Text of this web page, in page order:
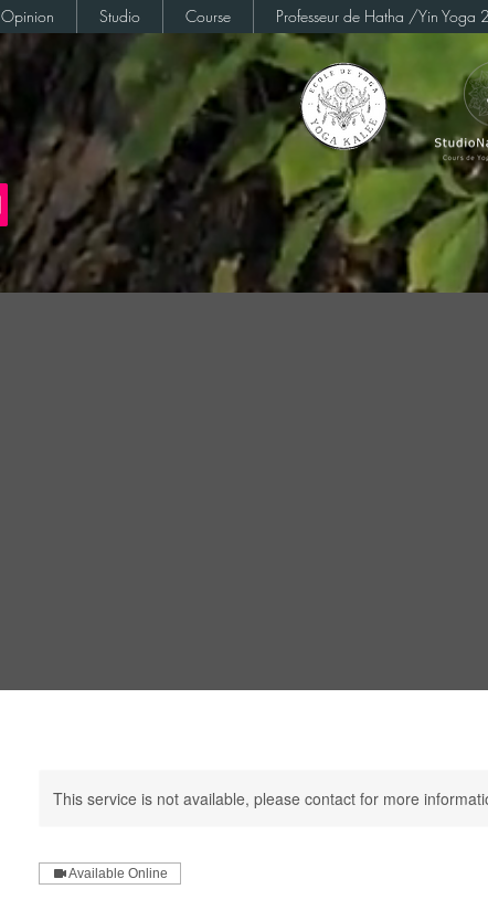
Opinion Studio Course Professeur de Hatha /Yin
This service is not available, please contact for more
Available Online